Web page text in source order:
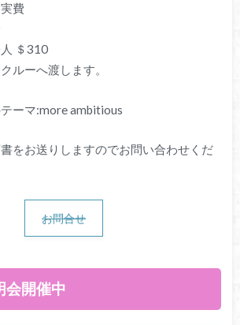
費
＄310
ーへ渡します。
ーマ:more ambitious
をお送りしますのでお問い合わせくだ
お問合せ
会開催中